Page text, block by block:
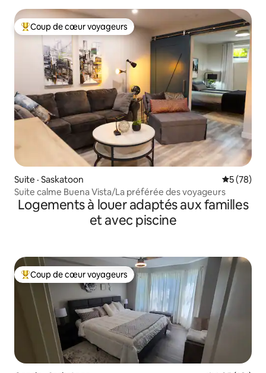
Coup de cœur voyageurs parmi les plus aimés
Coup de cœur voyageurs
Suite · Saskatoon Note
5 (78)
Suite calme Buena Vista/La préférée des voyageurs
Logements à louer adaptés aux familles
et avec piscine
Coup de cœur voyageurs parmi les plus aimés
Coup de cœur voyageurs